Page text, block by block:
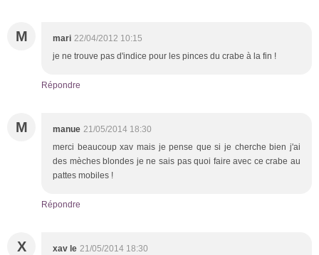
M mari 22/04/2012 10:15
je ne trouve pas d'indice pour les pinces du crabe à la fin !
Répondre
M manue 21/05/2014 18:30
merci beaucoup xav mais je pense que si je cherche bien j'ai
des mèches blondes je ne sais pas quoi faire avec ce crabe au
pattes mobiles !
Répondre
X xav le 21/05/2014 18:30